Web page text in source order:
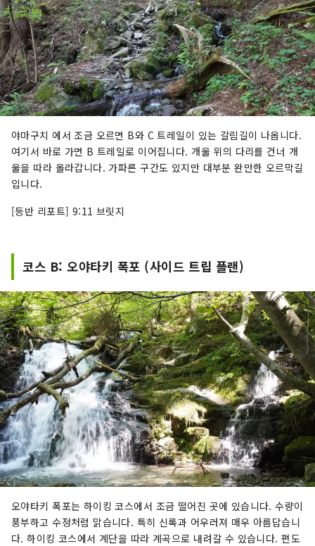
야마구치 에서 조금 오르면 B와 C 트레일이 있는 갈림길이 나옵니다.
여기서 바로 가면 B 트레일로 이어집니다. 개울 위의 다리를 건너 개
울을 따라 올라갑니다. 가파른 구간도 있지만 대부분 완만한 오르막길
입니다.
[등반 리포트] 9:11 브릿지
코스 B: 오야타키 폭포 (사이드 트립 플랜)
오야타키 폭포는 하이킹 코스에서 조금 떨어진 곳에 있습니다. 수량이
풍부하고 수정처럼 맑습니다. 특히 신록과 어우러져 매우 아름답습니
다. 하이킹 코스에서 계단을 따라 계곡으로 내려갈 수 있습니다. 편도